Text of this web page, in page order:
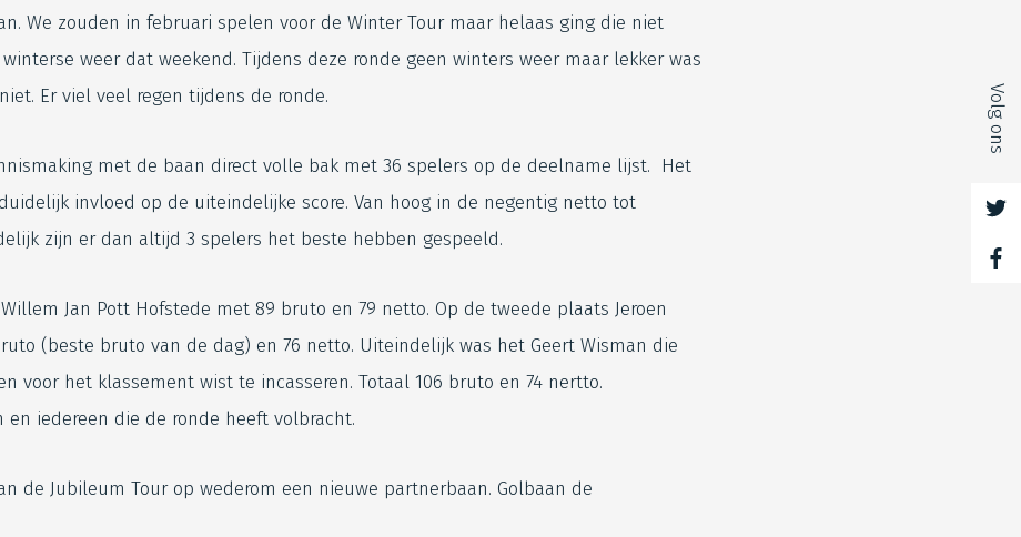
Volg ons
We zouden in februari spelen voor de Winter Tour maar helaas ging die niet
weer dat weekend. Tijdens deze ronde geen winters weer maar lekker was
Er viel veel regen tijdens de ronde.
met de baan direct volle bak met 36 spelers op de deelname lijst. Het
invloed op de uiteindelijke score. Van hoog in de negentig netto tot
zijn er dan altijd 3 spelers het beste hebben gespeeld.
Jan Pott Hofstede met 89 bruto en 79 netto. Op de tweede plaats Jeroen
(beste bruto van de dag) en 76 netto. Uiteindelijk was het Geert Wisman die
voor het klassement wist te incasseren. Totaal 106 bruto en 74 nertto.
en iedereen die de ronde heeft volbracht.
de Jubileum Tour op wederom een nieuwe partnerbaan. Golbaan de